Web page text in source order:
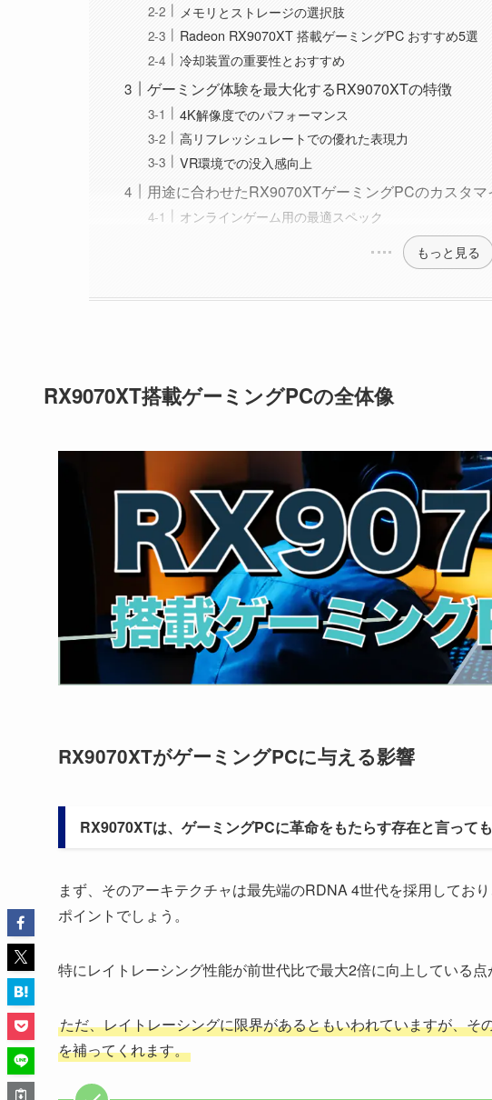
メモリとストレージの選択肢
Radeon RX9070XT 搭載ゲーミングPC おすすめ5選
冷却装置の重要性とおすすめ
ゲーミング体験を最大化するRX9070XTの特徴
4K解像度でのパフォーマンス
高リフレッシュレートでの優れた表現力
VR環境での没入感向上
用途に合わせたRX9070XTゲーミングPCのカスタマ
オンラインゲーム用の最適スペック
もっと見る
RX9070XT搭載ゲーミングPCの全体像
RX9070XTがゲーミングPCに与える影響
RX9070XTは、ゲーミングPCに革命をもたらす存在と言って
まず、そのアーキテクチャは最先端のRDNA 4世代を採用してお
ポイントでしょう。
特にレイトレーシング性能が前世代比で最大2倍に向上している点
ただ、レイトレーシングに限界があるともいわれていますが、
を補ってくれます。